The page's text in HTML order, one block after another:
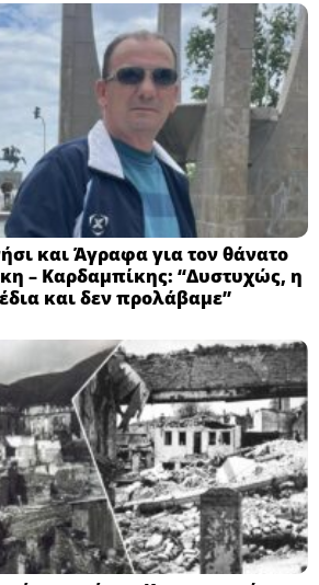
και Άγραφα για τον θάνατο
– Καρδαμπίκης: “Δυστυχώς, η
και δεν προλάβαμε”